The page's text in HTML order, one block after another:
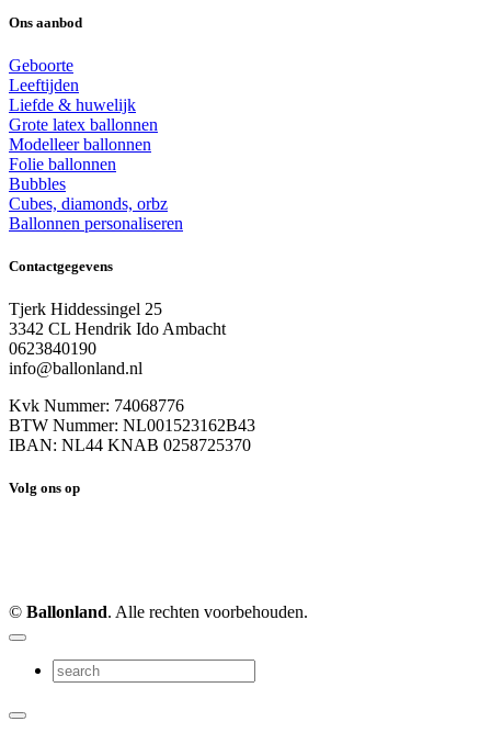
Ons aanbod
Geboorte
Leeftijden
Liefde & huwelijk
Grote latex ballonnen
Modelleer ballonnen
Folie ballonnen
Bubbles
Cubes, diamonds, orbz
Ballonnen personaliseren
Contactgegevens
Tjerk Hiddessingel 25
3342 CL Hendrik Ido Ambacht
0623840190
info@ballonland.nl
Kvk Nummer: 74068776
BTW Nummer: NL001523162B43
IBAN: NL44 KNAB 0258725370
Volg ons op
© Ballonland. Alle rechten voorbehouden.